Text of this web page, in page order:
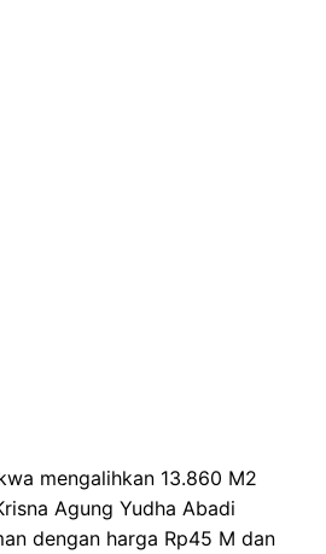
mengalihkan 13.860 M2
Agung Yudha Abadi
dengan harga Rp45 M dan